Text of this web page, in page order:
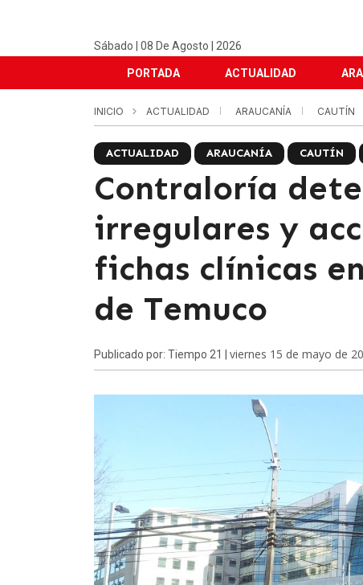
Sábado | 08 De Agosto | 2026
PORTADA ACTUALIDAD
INICIO ACTUALIDAD ARAUCANÍA CAUTÍN
ACTUALIDAD ARAUCANÍA CAUTÍN
Contraloría
irregulares y
fichas clínicas
de Temuco
Publicado por: Tiempo 21 | viernes 15 de mayo de